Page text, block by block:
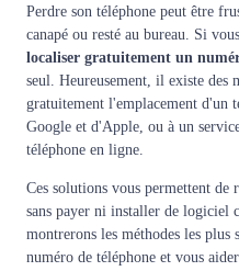
Perdre son téléphone peut être
canapé ou resté au bureau. Si
localiser gratuitement un
seul. Heureusement, il existe des
gratuitement l'emplacement d'un
Google et d'Apple, ou à un
téléphone en ligne.
Ces solutions vous permettent
sans payer ni installer de logiciel
montrerons les méthodes les
numéro de téléphone et vous